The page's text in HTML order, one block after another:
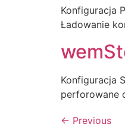
Konfiguracja
Ładowanie
Konfiguracja
perforowane
← Previous